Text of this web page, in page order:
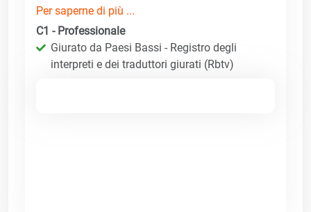
Per saperne di più ...
C1 - Professionale
Giurato da Paesi Bassi - Registro degli
interpreti e dei traduttori giurati (Rbtv)